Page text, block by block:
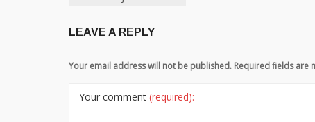
LEAVE A REPLY
Your email address will not be published. Required fields are
Your comment (required):